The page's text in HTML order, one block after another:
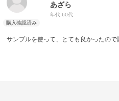
あざら
年代:60代
サンプルを使って、とても良かったの